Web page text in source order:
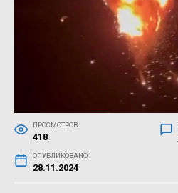
ПРОСМОТРОВ
418
ОПУБЛИКОВАНО
28.11.2024